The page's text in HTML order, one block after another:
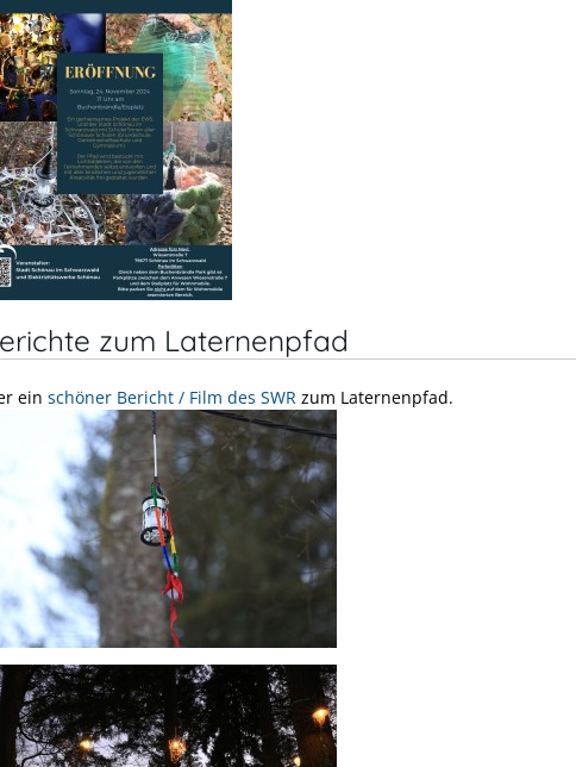
zum Laternenpfad
ein schöner Bericht / Film des SWR zum Laternenpfad.